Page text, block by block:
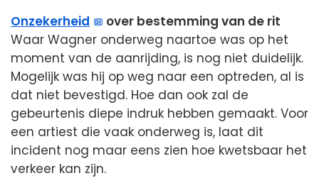
Onzekerheid
over bestemming van de rit
Waar Wagner onderweg naartoe was op het
moment van de aanrijding, is nog niet duidelijk.
Mogelijk was hij op weg naar een optreden, al is
dat niet bevestigd. Hoe dan ook zal de
gebeurtenis diepe indruk hebben gemaakt. Voor
een artiest die vaak onderweg is, laat dit
incident nog maar eens zien hoe kwetsbaar het
verkeer kan zijn.